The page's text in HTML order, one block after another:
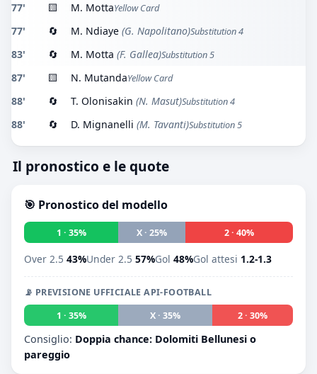
77' 🟨 M. MottaYellow Card
77' 🔄 M. Ndiaye (G. Napolitano)Substitution 4
83' 🔄 M. Motta (F. Gallea)Substitution 5
87' 🟨 N. MutandaYellow Card
88' 🔄 T. Olonisakin (N. Masut)Substitution 4
88' 🔄 D. Mignanelli (M. Tavanti)Substitution 5
Il pronostico e le quote
🎯 Pronostico del modello
1 · 35% X · 25% 2 · 40%
Over 2.5 43%Under 2.5 57%Gol 48%Gol attesi 1.2-1.3
📡 PREVISIONE UFFICIALE API-FOOTBALL
1 · 35%
X · 35% 2 · 30%
Consiglio: Doppia chance: Dolomiti Bellunesi o
pareggio